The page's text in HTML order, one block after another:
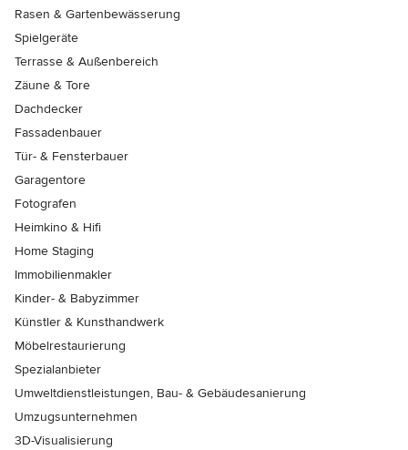
Rasen & Gartenbewässerung
Spielgeräte
Terrasse & Außenbereich
Zäune & Tore
Dachdecker
Fassadenbauer
Tür- & Fensterbauer
Garagentore
Fotografen
Heimkino & Hifi
Home Staging
Immobilienmakler
Kinder- & Babyzimmer
Künstler & Kunsthandwerk
Möbelrestaurierung
Spezialanbieter
Umweltdienstleistungen, Bau- & Gebäudesanierung
Umzugsunternehmen
3D-Visualisierung